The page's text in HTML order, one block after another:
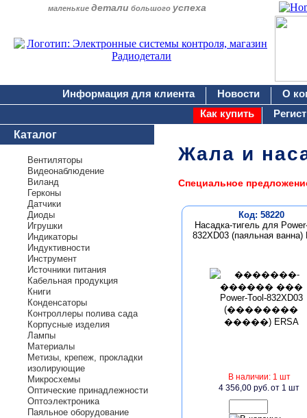
маленькие детали большого успеха
Информация для клиента Новости
О
Как купить
Каталог
Вентиляторы
Видеонаблюдение
Виланд
Герконы
Датчики
Диоды
Игрушки
Индикаторы
Индуктивности
Инструмент
Источники питания
Кабельная продукция
Книги
Конденсаторы
Контроллеры полива сада
Корпусные изделия
Лампы
Материалы
Метизы, крепеж, прокладки
изолирующие
Микросхемы
Оптические принадлежности
Оптоэлектроника
Паяльное оборудование
Жала и
Специальное
Код: 58220
Насадка-тигель для
832XD03 (паяльная ванна)
В наличии: 1 шт
4 356,00 руб.от 1 шт